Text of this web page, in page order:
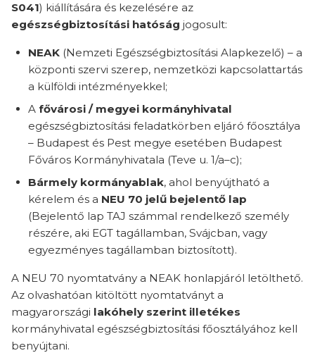
S041) kiállítására és kezelésére az
egészségbiztosítási hatóság jogosult:
NEAK (Nemzeti Egészségbiztosítási Alapkezelő) – a
központi szervi szerep, nemzetközi kapcsolattartás
a külföldi intézményekkel;
A fővárosi / megyei kormányhivatal
egészségbiztosítási feladatkörben eljáró főosztálya
– Budapest és Pest megye esetében Budapest
Főváros Kormányhivatala (Teve u. 1/a–c);
Bármely kormányablak, ahol benyújtható a
kérelem és a NEU 70 jelű bejelentő lap
(Bejelentő lap TAJ számmal rendelkező személy
részére, aki EGT tagállamban, Svájcban, vagy
egyezményes tagállamban biztosított).
A NEU 70 nyomtatvány a NEAK honlapjáról letölthető.
Az olvashatóan kitöltött nyomtatványt a
magyarországi lakóhely szerint illetékes
kormányhivatal egészségbiztosítási főosztályához kell
benyújtani.